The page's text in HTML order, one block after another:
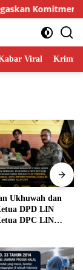
Perkara 53
Viral
Ukhuwah dan
DPD LIN
DPC LIN